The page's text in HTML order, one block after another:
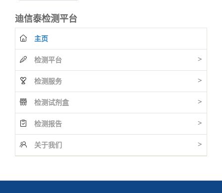
迪信泰检测平台
主页
检测平台 >
检测服务 >
检测试剂盒 >
检测报告 >
关于我们 >